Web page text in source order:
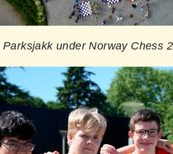
under Norway Chess